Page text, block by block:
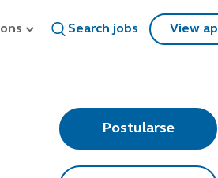
Search jobs View
Postularse